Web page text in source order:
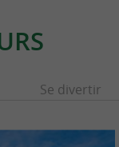
Se divertir